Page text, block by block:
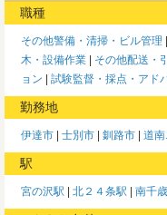
職種
その他警備・清掃・ビル管理
木・設備作業
その他配送・
ョン
試験監督・採点・アド
勤務地
伊達市 士別市 釧路市 道南
駅
宮の沢駅 北２４条駅 南千